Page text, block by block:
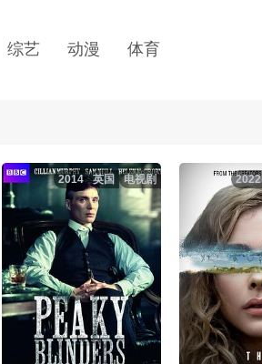
综艺 动漫 体育
电视剧
英国
2014 2022